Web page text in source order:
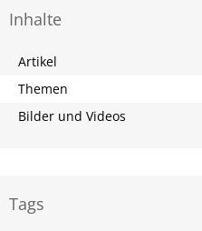
Inhalte
Artikel
Themen
Bilder und Videos
Tags